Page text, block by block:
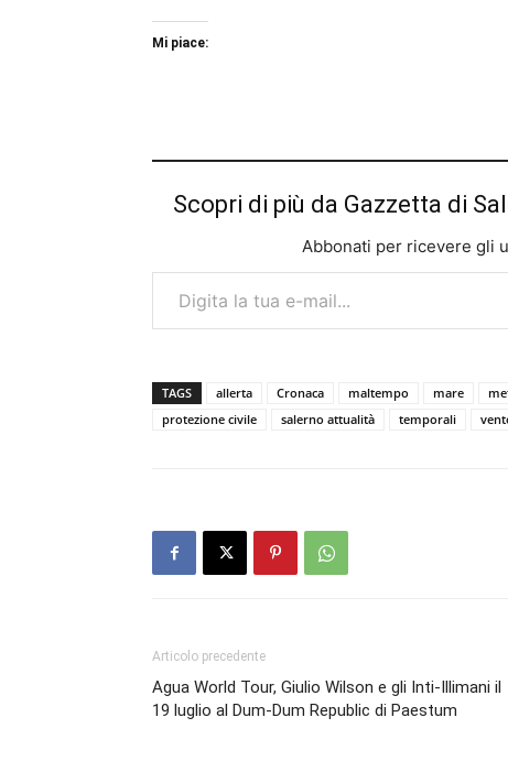
Mi piace:
Scopri di più da Gazzetta di
Abbonati per ricevere gli
Digita la tua e-mail...
TAGS allerta Cronaca maltempo mare
protezione civile
salerno attualità temporali
Articolo precedente
Agua World Tour, Giulio Wilson e gli Inti-Illimani il
19 luglio al Dum-Dum Republic di Paestum